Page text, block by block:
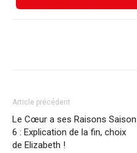
Article précédent
Le Cœur a ses Raisons Saison
6 : Explication de la fin, choix
de Elizabeth !